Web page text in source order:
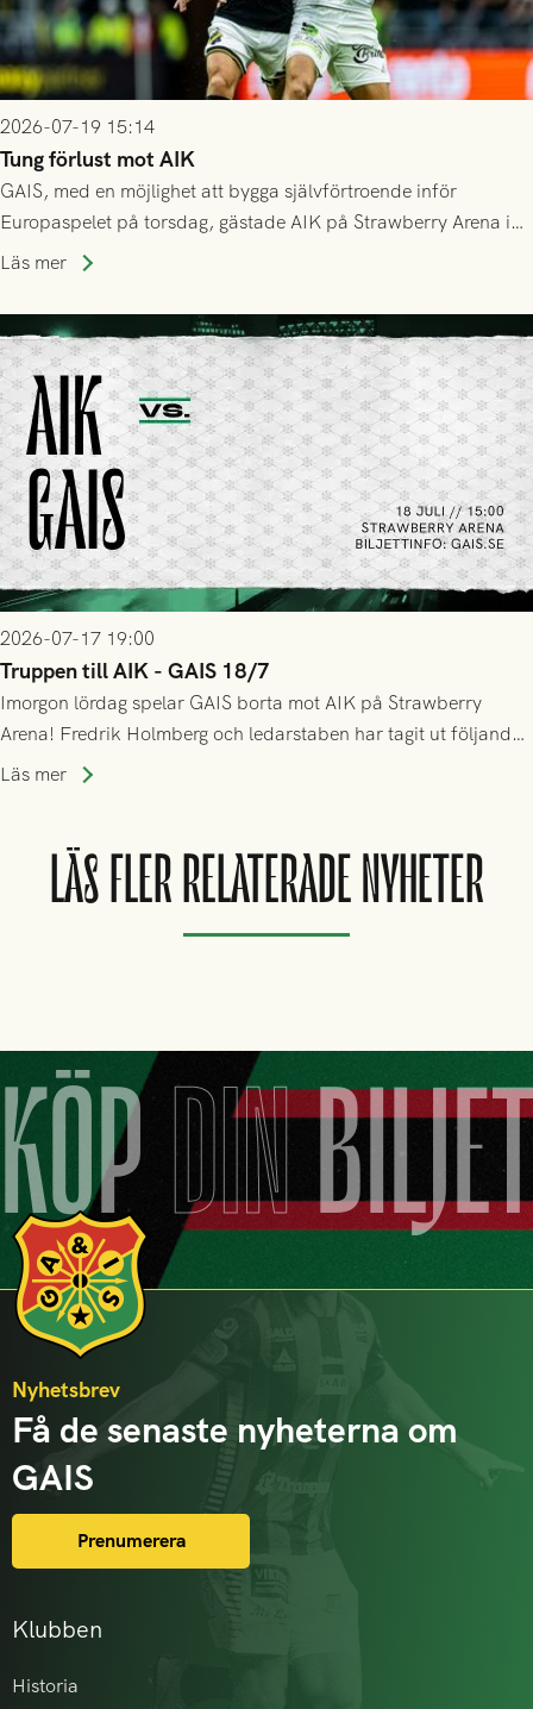
2026-07-19 15:14
Tung förlust mot AIK
GAIS, med en möjlighet att bygga självförtroende inför
Europaspelet på torsdag, gästade AIK på Strawberry Arena i
Stockholm . Men trots konstant hotande i första halvlek av
lyckades få in 2-0.
Läs mer
2026-07-17 19:00
Truppen till AIK - GAIS 18/7
Imorgon lördag spelar GAIS borta mot AIK på Strawberry
Arena! Fredrik Holmberg och ledarstaben har tagit ut följande
trupp till matchen:
Läs mer
LÄS FLER RELATERADE NYHETER
KÖPDIN
Klubben
Historia
Nyhetsbrev
Få de senaste nyheterna om
GAIS
Prenumerera